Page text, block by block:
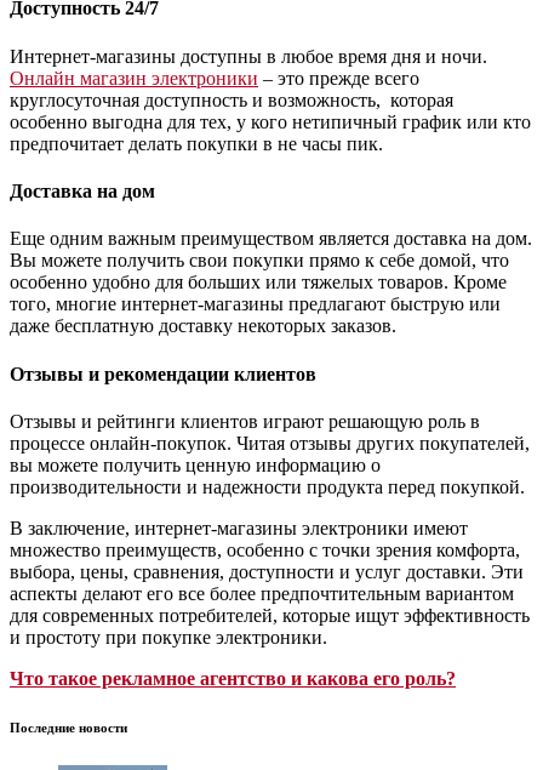
Доступность 24/7
Интернет-магазины доступны в любое время дня и ночи.
Онлайн магазин электроники – это прежде всего
круглосуточная доступность и возможность, которая
особенно выгодна для тех, у кого нетипичный график или кто
предпочитает делать покупки в не часы пик.
Доставка на дом
Еще одним важным преимуществом является доставка на дом.
Вы можете получить свои покупки прямо к себе домой, что
особенно удобно для больших или тяжелых товаров. Кроме
того, многие интернет-магазины предлагают быструю или
даже бесплатную доставку некоторых заказов.
Отзывы и рекомендации клиентов
Отзывы и рейтинги клиентов играют решающую роль в
процессе онлайн-покупок. Читая отзывы других покупателей,
вы можете получить ценную информацию о
производительности и надежности продукта перед покупкой.
В заключение, интернет-магазины электроники имеют
множество преимуществ, особенно с точки зрения комфорта,
выбора, цены, сравнения, доступности и услуг доставки. Эти
аспекты делают его все более предпочтительным вариантом
для современных потребителей, которые ищут эффективность
и простоту при покупке электроники.
Что такое рекламное агентство и какова его роль?
Последние новости